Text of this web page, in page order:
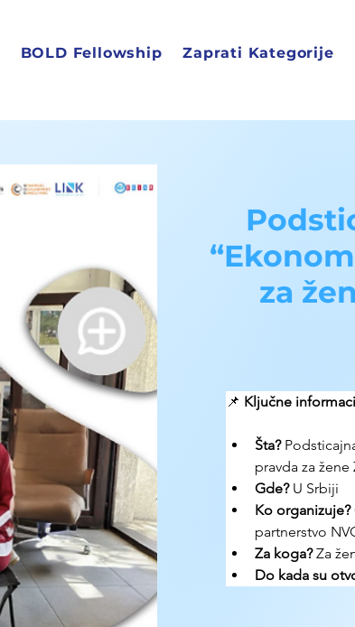
BOLD Fellowship Zaprati Kategorije
za
📌 Ključne
Šta?
pravda za
Gde? U Srbiji
Ko organizuje?
partnerstvo
Za koga? Za
Do kada su